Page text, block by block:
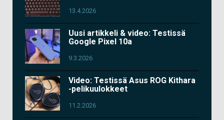
13.4.2026
Uusi artikkeli & video: Testissä
Google Pixel 10a
9.3.2026
Video: Testissä Asus ROG Kithara
-pelikuulokkeet
11.2.2026